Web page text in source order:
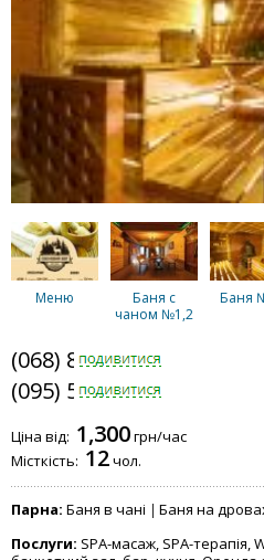
Меню
Баня с
чаном №1,2
Баня
"Паралельний"
(068) 878-5953
(095) 568-4846
Ціна від: 1,300грн/час
Місткість: 12чол.
Парна: Баня в чані Баня на
Послуги: SPA-масаж, SPA-терапія,